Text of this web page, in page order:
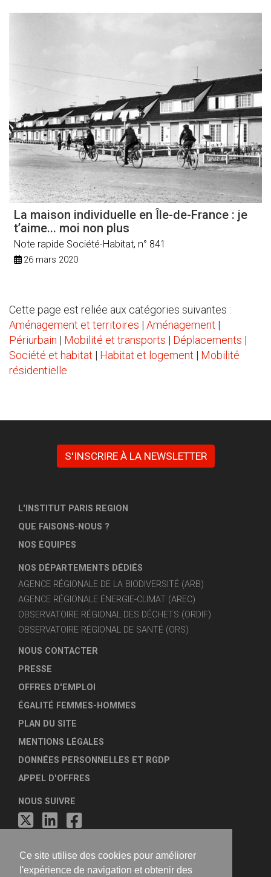
Ce site utilise des cookies pour améliorer
l'expérience de navigation et obtenir des
La maison individuelle en Île-de-France : je
t’aime... moi non plus
Note rapide Société-Habitat, n° 841
26 mars 2020
Cette page est reliée aux catégories suivantes :
Aménagement et territoires | Aménagement |
Périurbain | Mobilité et transports | Déplacements |
Société et habitat | Habitat et logement | Mobilité
résidentielle
S'INSCRIRE À LA NEWSLETTER
L'INSTITUT PARIS REGION
QUE FAISONS-NOUS ?
NOS ÉQUIPES
NOS DÉPARTEMENTS DÉDIÉS
AGENCE RÉGIONALE DE LA BIODIVERSITÉ (ARB)
AGENCE RÉGIONALE ÉNERGIE-CLIMAT (AREC)
OBSERVATOIRE RÉGIONAL DES DÉCHETS (ORDIF)
OBSERVATOIRE RÉGIONAL DE SANTÉ (ORS)
NOUS CONTACTER
PRESSE
OFFRES D'EMPLOI
ÉGALITÉ FEMMES-HOMMES
PLAN DU SITE
MENTIONS LÉGALES
DONNÉES PERSONNELLES ET RGDP
APPEL D'OFFRES
NOUS SUIVRE